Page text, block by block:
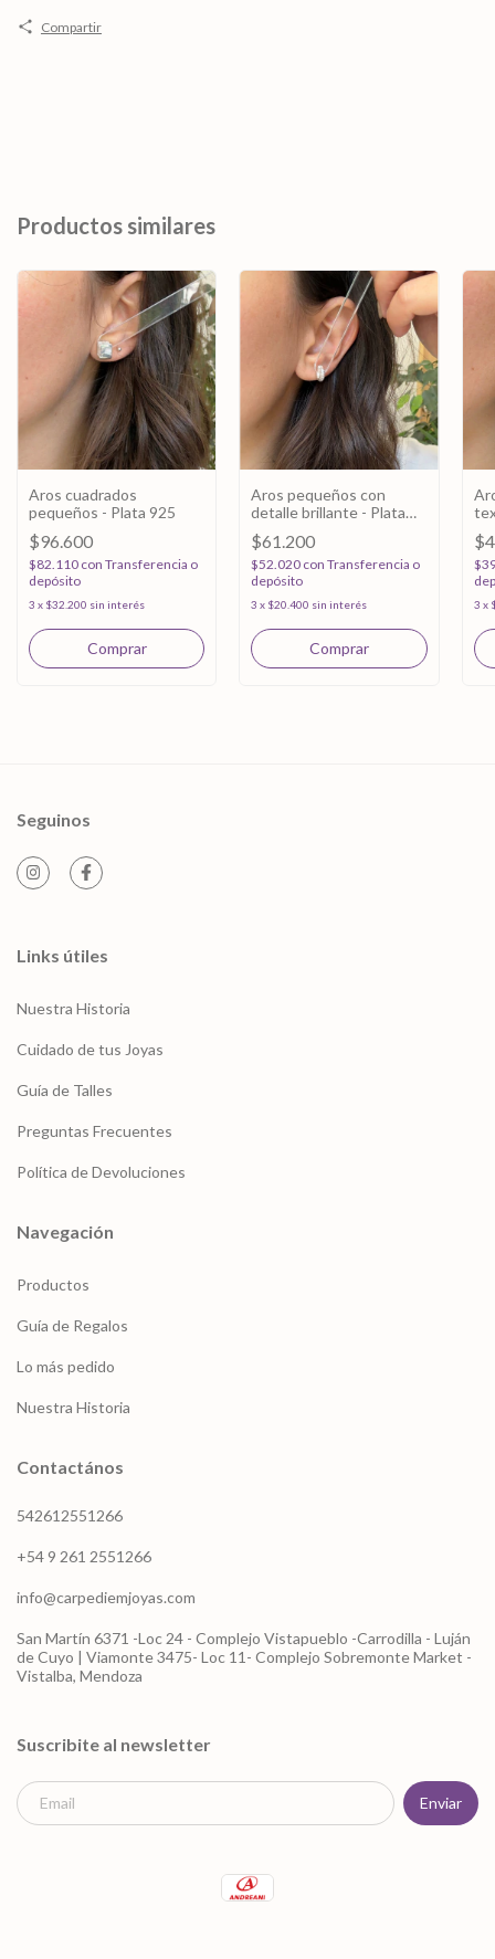
Compartir
Productos similares
Aros cuadrados
pequeños - Plata 925
$96.600
$82.110 con Transferencia o
depósito
3 x $32.200 sin interés
Aros pequeños con
detalle brillante - Plata
925
$61.200
$52.020 con Transferencia o
depósito
3 x $20.400 sin interés 3 x
Seguinos
Links útiles
Nuestra Historia
Cuidado de tus Joyas
Guía de Talles
Preguntas Frecuentes
Política de Devoluciones
Navegación
Productos
Guía de Regalos
Lo más pedido
Nuestra Historia
Contactános
542612551266
+54 9 261 2551266
info@carpediemjoyas.com
San Martín 6371 -Loc 24 - Complejo Vistapueblo -Carrodilla - Luján
de Cuyo | Viamonte 3475- Loc 11- Complejo Sobremonte Market -
Vistalba, Mendoza
Suscribite al newsletter